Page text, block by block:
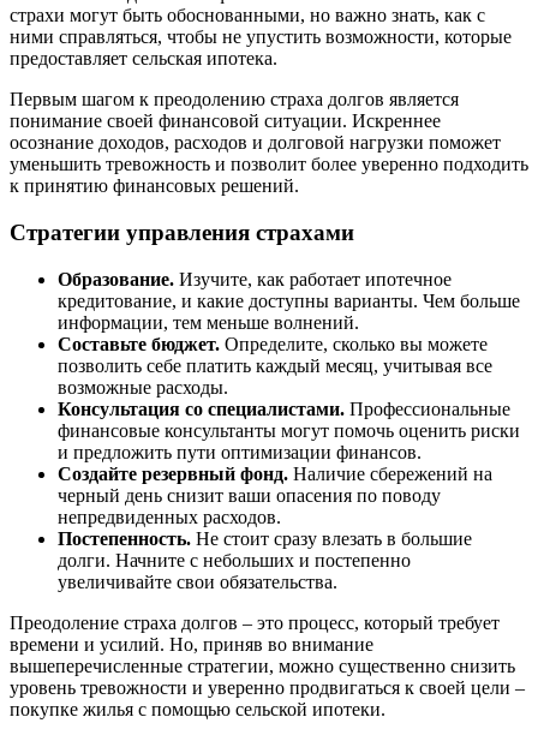
страхи могут быть обоснованными, но важно знать, как с
ними справляться, чтобы не упустить возможности, которые
предоставляет сельская ипотека.
Первым шагом к преодолению страха долгов является
понимание своей финансовой ситуации. Искреннее
осознание доходов, расходов и долговой нагрузки поможет
уменьшить тревожность и позволит более уверенно подходить
к принятию финансовых решений.
Стратегии управления страхами
Образование. Изучите, как работает ипотечное
кредитование, и какие доступны варианты. Чем больше
информации, тем меньше волнений.
Составьте бюджет. Определите, сколько вы можете
позволить себе платить каждый месяц, учитывая все
возможные расходы.
Консультация со специалистами. Профессиональные
финансовые консультанты могут помочь оценить риски
и предложить пути оптимизации финансов.
Создайте резервный фонд. Наличие сбережений на
черный день снизит ваши опасения по поводу
непредвиденных расходов.
Постепенность. Не стоит сразу влезать в большие
долги. Начните с небольших и постепенно
увеличивайте свои обязательства.
Преодоление страха долгов – это процесс, который требует
времени и усилий. Но, приняв во внимание
вышеперечисленные стратегии, можно существенно снизить
уровень тревожности и уверенно продвигаться к своей цели –
покупке жилья с помощью сельской ипотеки.